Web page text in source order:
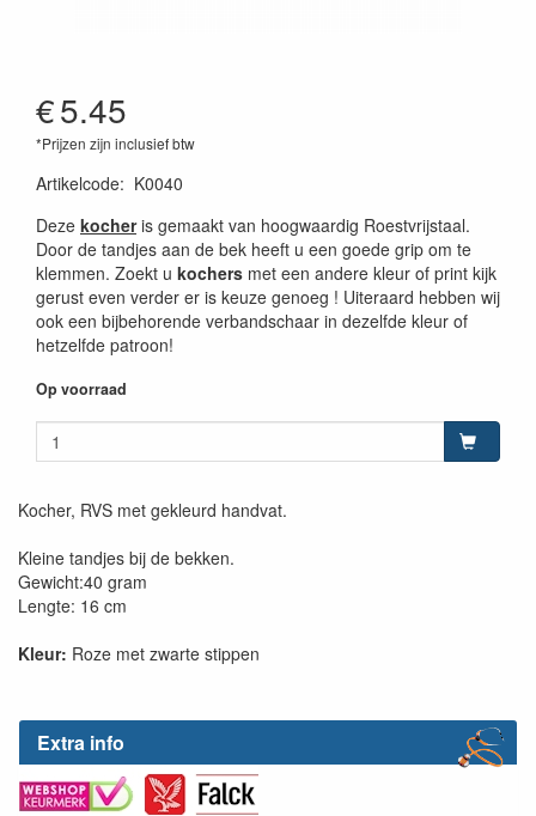
Extra info
€5.45
*Prijzen zijn inclusief btw
Artikelcode: K0040
Deze kocheris gemaakt van hoogwaardig Roestvrijstaal.
Door de tandjes aan de bek heeft u een goede grip om te
klemmen. Zoekt u kochers met een andere kleur of print kijk
gerust even verder er is keuze genoeg ! Uiteraard hebben wij
ook een bijbehorende verbandschaar in dezelfde kleur of
hetzelfde patroon!
Op voorraad
Kocher, RVS met gekleurd handvat.
Kleine tandjes bij de bekken.
Gewicht:40 gram
Lengte: 16 cm
Kleur: Roze met zwarte stippen